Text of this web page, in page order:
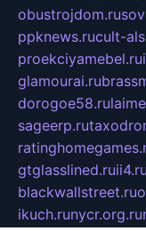
obustrojdom.ru
ppknews.rucult-
proekciyamebel.ru
glamourai.ru
dorogoe58.ru
sageerp.ru
gtglasslined.ruii4.ru
blackwallstreet.ru
ikuch.runycr.org.ru